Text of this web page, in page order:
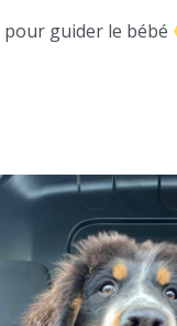
guider le bébé